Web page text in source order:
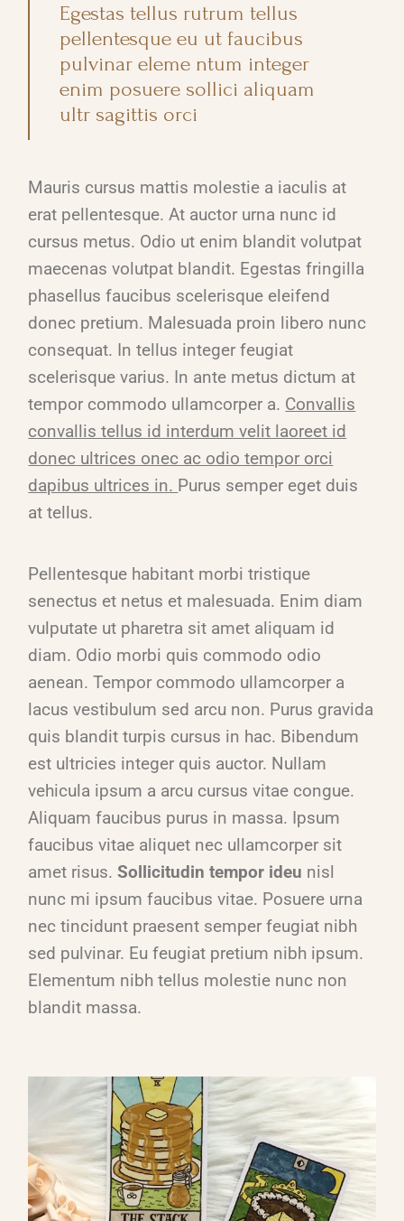
Egestas tellus rutrum tellus
pellentesque eu ut faucibus
pulvinar eleme ntum integer
enim posuere sollici aliquam
ultr sagittis orci
Mauris cursus mattis molestie a iaculis at
erat pellentesque. At auctor urna nunc id
cursus metus. Odio ut enim blandit volutpat
maecenas volutpat blandit. Egestas fringilla
phasellus faucibus scelerisque eleifend
donec pretium. Malesuada proin libero nunc
consequat. In tellus integer feugiat
scelerisque varius. In ante metus dictum at
tempor commodo ullamcorper a. Convallis
convallis tellus id interdum velit laoreet id
donec ultrices onec ac odio tempor orci
dapibus ultrices in. Purus semper eget duis
at tellus.
Pellentesque habitant morbi tristique
senectus et netus et malesuada. Enim diam
vulputate ut pharetra sit amet aliquam id
diam. Odio morbi quis commodo odio
aenean. Tempor commodo ullamcorper a
lacus vestibulum sed arcu non. Purus gravida
quis blandit turpis cursus in hac. Bibendum
est ultricies integer quis auctor. Nullam
vehicula ipsum a arcu cursus vitae congue.
Aliquam faucibus purus in massa. Ipsum
faucibus vitae aliquet nec ullamcorper sit
amet risus.Sollicitudin tempor ideu nisl
nunc mi ipsum faucibus vitae. Posuere urna
nec tincidunt praesent semper feugiat nibh
sed pulvinar. Eu feugiat pretium nibh ipsum.
Elementum nibh tellus molestie nunc non
blandit massa.